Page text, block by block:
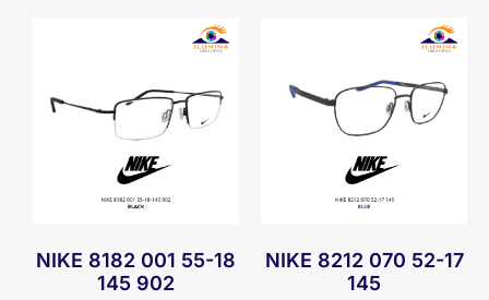
NIKE 8182 001 55-18
145 902
NIKE 8212 070 52-17
145